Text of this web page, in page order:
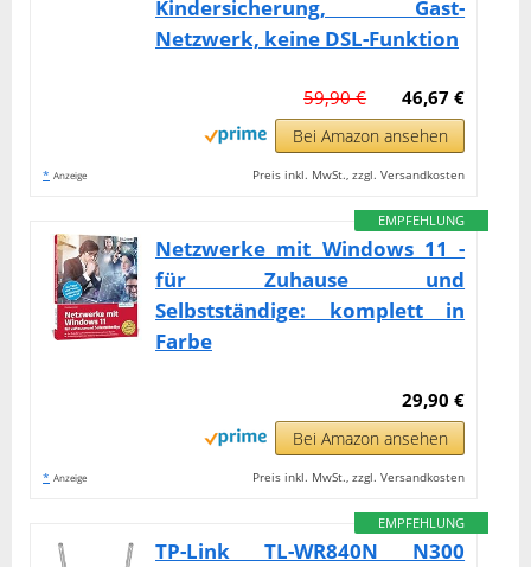
Kindersicherung, Gast-
Netzwerk, keine DSL-Funktion
46,67 €
59,90 €
Bei Amazon ansehen
* Anzeige Preis inkl. MwSt., zzgl. Versandkosten
EMPFEHLUNG
Netzwerke mit Windows 11 -
für Zuhause und
Selbstständige: komplett in
Farbe
29,90 €
Bei Amazon ansehen
* Anzeige Preis inkl. MwSt., zzgl. Versandkosten
EMPFEHLUNG
TP-Link TL-WR840N N300